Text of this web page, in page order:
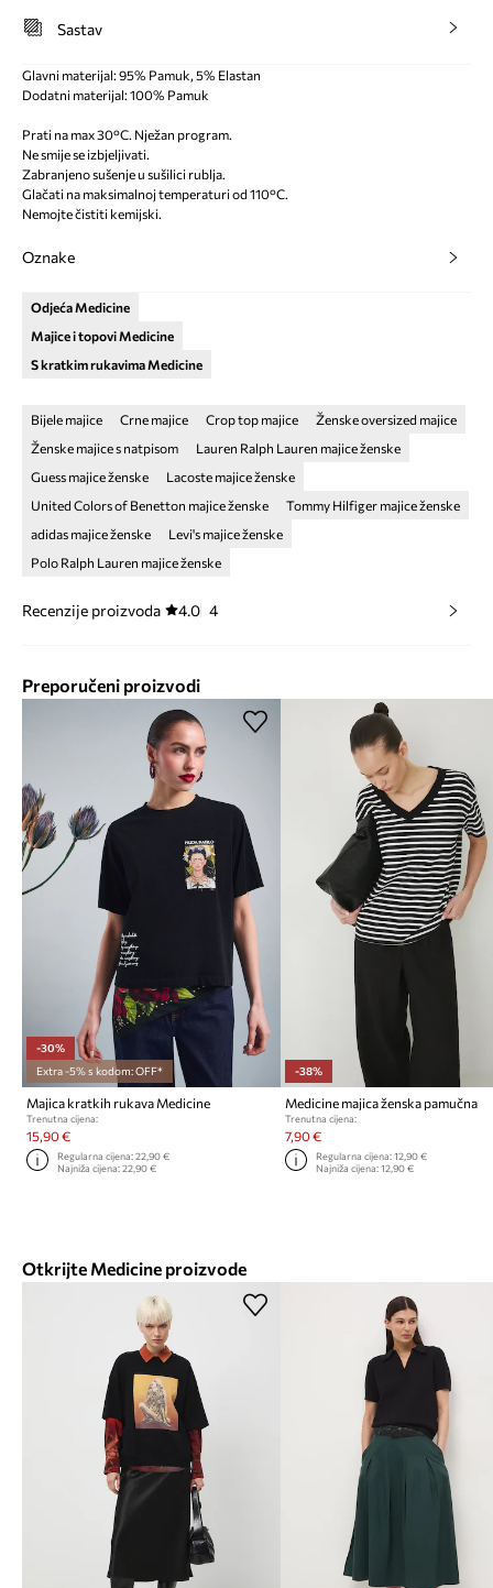
Sastav
Glavni materijal: 95% Pamuk, 5% Elastan
Dodatni materijal: 100% Pamuk
Prati na max 30°C. Nježan program.
Ne smije se izbjeljivati.
Zabranjeno sušenje u sušilici rublja.
Glačati na maksimalnoj temperaturi od 110°C.
Nemojte čistiti kemijski.
Oznake
Odjeća Medicine
Majice i topovi Medicine
S kratkim rukavima Medicine
Bijele majice Crne majice Crop top majice
Ženske oversized majice
Ženske majice s natpisom
Lauren Ralph Lauren majice ženske
Guess majice ženske
Lacoste majice ženske
United Colors of Benetton majice ženske
Tommy Hilfiger majice ženske
adidas majice ženske
Levi's majice ženske
Polo Ralph Lauren majice ženske
Recenzije proizvoda 4.0 4
Preporučeni proizvodi
-30%
Extra -5% s kodom: OFF*
Majica kratkih rukava Medicine
Trenutna cijena:
15,90 €
Regularna cijena:22,90 €
Najniža cijena:22,90 €
-38%
Medicine majica ženska pamučna
Trenutna cijena:
7,90 €
Regularna cijena: 12,90 €
Najniža cijena: 12,90 €
Otkrijte Medicine proizvode